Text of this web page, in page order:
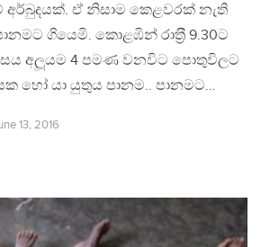
ඒ නිසාම කෙළවරක් නැති
ගියෙමි. කොළඹින් රාත‍්‍රී 9.30ට
අලූයම 4 පමණ වනවිට පොතුවිලට
හෝ යා යුතුය පානම.. පානමට…
13, 2016